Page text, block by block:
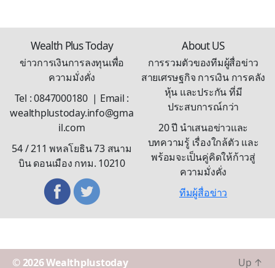
Wealth Plus Today
ข่าวการเงินการลงทุนเพื่อ
ความมั่งคั่ง
Tel : 0847000180 | Email :
wealthplustoday.info@gma
il.com
54 / 211 พหลโยธิน 73 สนาม
บิน ดอนเมือง กทม. 10210
About US
การรวมตัวของทีมผู้สื่อข่าว
สายเศรษฐกิจ การเงิน การคลัง
หุ้น และประกัน ที่มี
ประสบการณ์กว่า
20 ปี นำเสนอข่าวและ
บทความรู้ เรื่องใกล้ตัว และ
พร้อมจะเป็นคู่คิดให้ก้าวสู่
ความมั่งคั่ง
ทีมผู้สื่อข่าว
© 2026Wealthplustoday Up ↑